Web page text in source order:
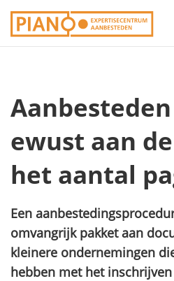
Overslaan
en
gaan
ewust aan
het aantal
Een
omvangrijk pakket aan
kleinere ondernemingen
hebben met het